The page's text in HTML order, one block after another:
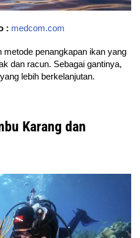
: medcom.com
metode penangkapan ikan yang
dan racun. Sebagai gantinya,
lebih berkelanjutan.
Karang dan